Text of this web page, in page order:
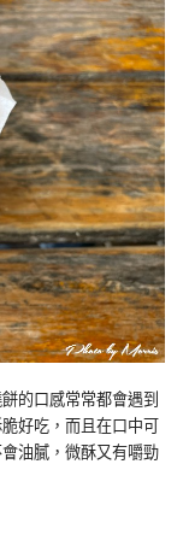
的口感常常都會遇到
好吃，而且在口中可
油膩，微酥又有嚼勁